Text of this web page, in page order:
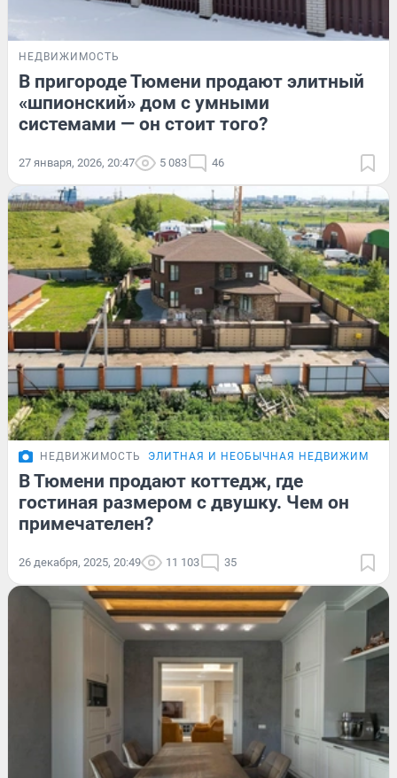
НЕДВИЖИМОСТЬ
В пригороде Тюмени продают элитный
«шпионский» дом с умными
системами — он стоит того?
27 января, 2026, 20:47 5 083 46
НЕДВИЖИМОСТЬ ЭЛИТНАЯ И НЕОБЫЧНАЯ
В Тюмени продают коттедж, где
гостиная размером с двушку. Чем он
примечателен?
26 декабря, 2025, 20:49 11 103 35